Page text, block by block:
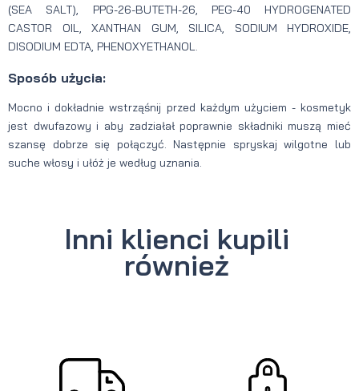
(SEA SALT), PPG-26-BUTETH-26, PEG-40 HYDROGENATED
CASTOR OIL, XANTHAN GUM, SILICA, SODIUM HYDROXIDE,
DISODIUM EDTA, PHENOXYETHANOL.
Sposób użycia:
Mocno i dokładnie wstrząśnij przed każdym użyciem - kosmetyk
jest dwufazowy i aby zadziałał poprawnie składniki muszą mieć
szansę dobrze się połączyć. Następnie spryskaj wilgotne lub
suche włosy i ułóż je według uznania.
Inni klienci kupili
również